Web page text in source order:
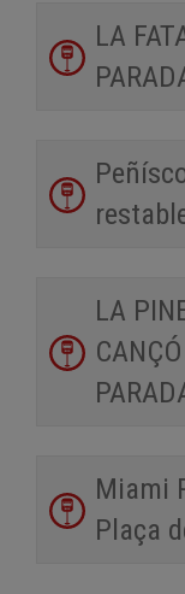
LA
LA
Miami
Plaça